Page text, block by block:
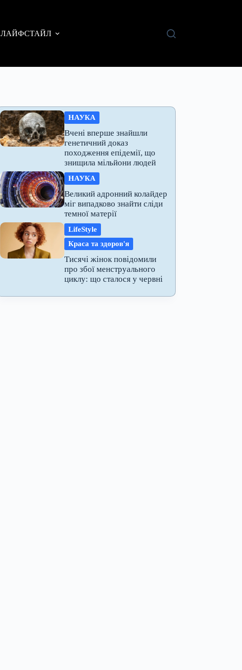
ЛАЙФСТАЙЛ
НАУКА
Вчені вперше знайшли
генетичний доказ
походження епідемії, що
знищила мільйони людей
НАУКА
Великий адронний колайдер
міг випадково знайти сліди
темної матерії
LifeStyle
Краса та здоров'я
Тисячі жінок повідомили
про збої менструального
циклу: що сталося у червні